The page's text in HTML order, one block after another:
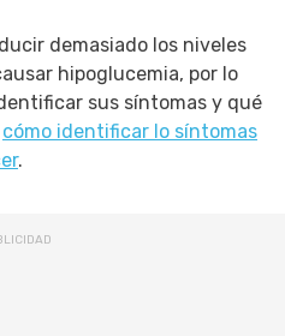
demasiado los niveles
hipoglucemia, por lo
sus síntomas y qué
cómo identificar lo síntomas
.